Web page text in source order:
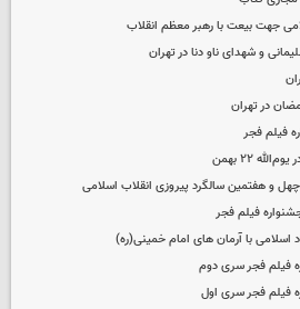
جهت بیعت با رهبر معظم انقلاب
و شهدای ناو دنا در تهران
در تهران
فیلم فجر
۲۲ بهمن
و هفتمین سالگرد پیروزی انقلاب اسلامی
فیلم فجر
اسلامی با آرمان های امام خمینی(ره)
فیلم فجر سری دوم
فیلم فجر سری اول